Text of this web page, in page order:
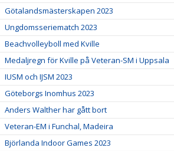
Götalandsmästerskapen 2023
Ungdomsseriematch 2023
Beachvolleyboll med Kville
Medaljregn för Kville på Veteran-SM i Uppsala
IUSM och IJSM 2023
Göteborgs Inomhus 2023
Anders Walther har gått bort
Veteran-EM i Funchal, Madeira
Björlanda Indoor Games 2023